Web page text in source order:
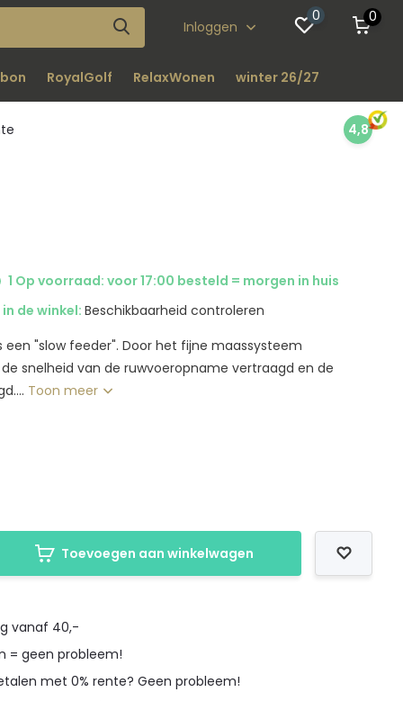
Inloggen
0 0
RoyalGolf RelaxWonen winter 26/27
4,8
1 Op voorraad: voor 17:00 besteld = morgen in huis
de winkel:Beschikbaarheid controleren
een "slow feeder". Door het fijne maassysteem
snelheid van de ruwvoeropname vertraagd en de
Toon meer
Toevoegen aan winkelwagen
vanaf 40,-
= geen probleem!
met 0% rente? Geen probleem!